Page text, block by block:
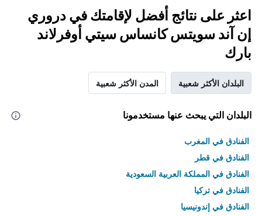
اعثر على نتائج أفضل لإقامتك في دروري
إن آند سويتس كانساس سيتي أوفرلاند
بارك
البلدان الأكثر شعبية المدن الأكثر شعبية
البلدان التي يبحث عنها مستخدمونا
الفنادق في المغرب
الفنادق في قطر
الفنادق في المملكة العربية السعودية
الفنادق في تركيا
الفنادق في إندونيسيا